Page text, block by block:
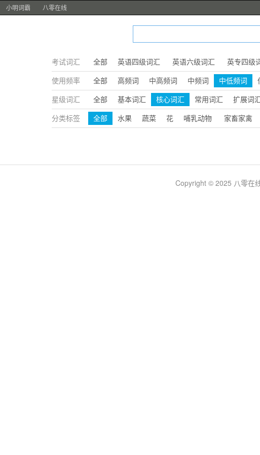
小明词霸 八零在线
考试词汇 全部 英语四级词汇 英语六级词汇 英专四级
使用频率 全部 高频词 中高频词 中频词 中低频词
星级词汇 全部 基本词汇 核心词汇 常用词汇 扩展词
分类标签 全部 水果 蔬菜 花 哺乳动物 家畜家禽
Copyright © 2025 八零在